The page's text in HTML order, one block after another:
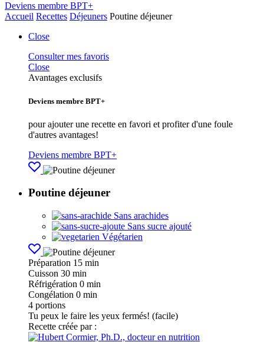
Deviens membre BPT+
Accueil Recettes Déjeuners Poutine déjeuner
Close
Consulter mes favoris
Close
Avantages exclusifs
Deviens membre BPT+
pour ajouter une recette en favori et profiter d'une foule
d'autres avantages!
Deviens membre BPT+
Poutine déjeuner
Sans arachides
Sans sucre ajouté
Végétarien
Préparation 15 min
Cuisson 30 min
Réfrigération 0 min
Congélation 0 min
4 portions
Tu peux le faire les yeux fermés! (facile)
Recette créée par :